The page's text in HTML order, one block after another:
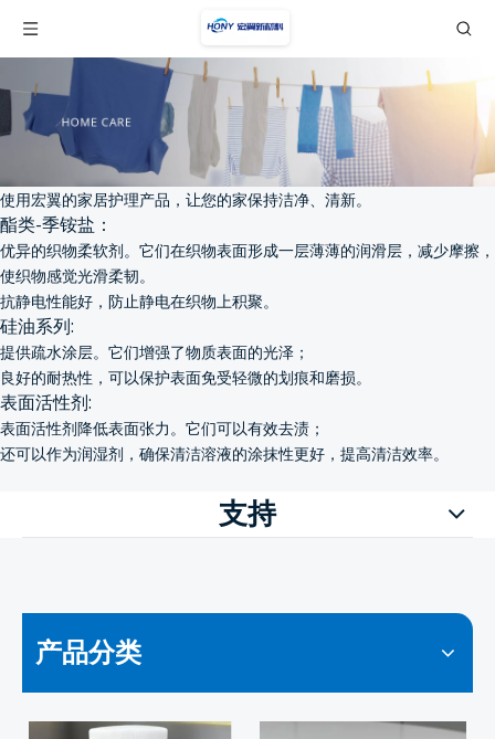
使用宏翼的家居护理产品，让您的家保持洁净、清新。
酯类-季铵盐：
优异的织物柔软剂。它们在织物表面形成一层薄薄的润滑层，减少摩擦，
使织物感觉光滑柔韧。
抗静电性能好，防止静电在织物上积聚。
硅油系列:
提供疏水涂层。它们增强了物质表面的光泽；
良好的耐热性，可以保护表面免受轻微的划痕和磨损。
表面活性剂:
表面活性剂降低表面张力。它们可以有效去渍；
还可以作为润湿剂，确保清洁溶液的涂抹性更好，提高清洁效率。
支持
产品分类